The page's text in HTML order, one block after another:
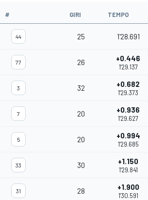
# GIRI TEMPO
44 25 1'28.691
77 26 +0.446
1'29.137
3 32 +0.682
1'29.373
7 20 +0.936
1'29.627
5 20 +0.994
1'29.685
33 30 +1.150
1'29.841
31 28 +1.900
1'30.591